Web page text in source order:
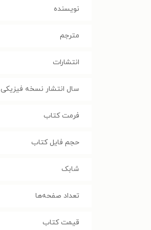
نویسنده
مترجم
انتشارات
سال انتشار نسخه فیزیکی
فرمت کتاب
حجم فایل کتاب
شابک
تعداد صفحه‌ها
قیمت کتاب